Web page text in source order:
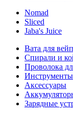
Nomad
Sliced
Jaba's Juice
Вата для
Спирали и
Проволока
Инструменты
Аксесcуары
Зарядные